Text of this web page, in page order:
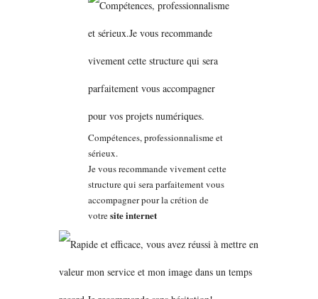
Compétences, professionnalisme et
sérieux.
Je vous recommande vivement cette
structure qui sera parfaitement vous
accompagner pour la crétion de
votresite internet